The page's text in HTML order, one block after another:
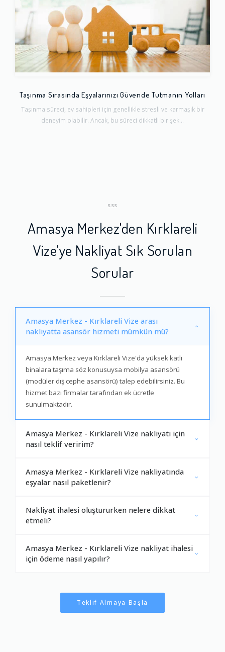
Taşınma Sırasında Eşyalarınızı Güvende Tutmanın Yolları
Taşınma süreci, ev sahipleri için genellikle stresli ve karmaşık bir
deneyim olabilir. Ancak, bu süreci dikkatli bir şek...
SSS
Amasya Merkez'den Kırklareli
Vize'ye Nakliyat Sık Sorulan
Sorular
Amasya Merkez - Kırklareli Vize arası
nakliyatta asansör hizmeti mümkün mü?
Amasya Merkez veya Kırklareli Vize'da yüksek katlı
binalara taşıma söz konusuysa mobilya asansörü
(modüler dış cephe asansörü) talep edebilirsiniz. Bu
hizmet bazı firmalar tarafından ek ücretle
sunulmaktadır.
Amasya Merkez - Kırklareli Vize nakliyatı için
nasıl teklif veririm?
Amasya Merkez - Kırklareli Vize nakliyatında
eşyalar nasıl paketlenir?
Nakliyat ihalesi oluştururken nelere dikkat
etmeli?
Amasya Merkez - Kırklareli Vize nakliyat ihalesi
için ödeme nasıl yapılır?
Teklif Almaya Başla